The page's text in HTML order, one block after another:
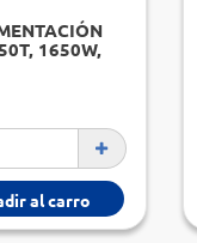
1650W,
al carro